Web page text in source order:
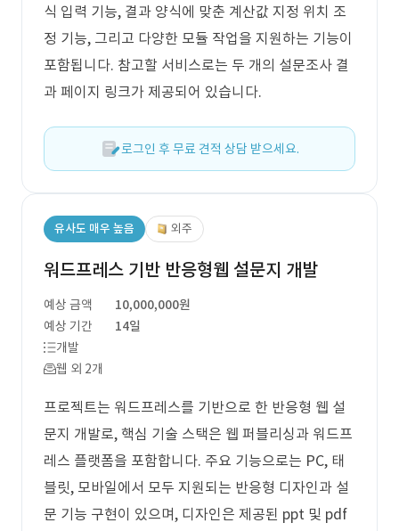
식 입력 기능, 결과 양식에 맞춘 계산값 지정 위치 조
정 기능, 그리고 다양한 모듈 작업을 지원하는 기능이
포함됩니다. 참고할 서비스로는 두 개의 설문조사 결
과 페이지 링크가 제공되어 있습니다.
로그인 후 무료 견적 상담 받으세요.
유사도 매우 높음 외주
워드프레스 기반 반응형웹 설문지 개발
예상 금액
10,000,000원
예상 기간
14일
개발
웹 외 2개
프로젝트는 워드프레스를 기반으로 한 반응형 웹 설
문지 개발로, 핵심 기술 스택은 웹 퍼블리싱과 워드프
레스 플랫폼을 포함합니다. 주요 기능으로는 PC, 태
블릿, 모바일에서 모두 지원되는 반응형 디자인과 설
문 기능 구현이 있으며, 디자인은 제공된 ppt 및 pdf